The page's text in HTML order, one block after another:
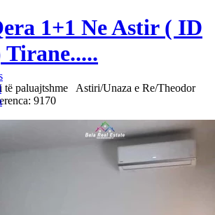
1+1 Ne Astir ( ID
Tirane.....
të paluajtshme
Astiri/Unaza e Re/Theodor
9170